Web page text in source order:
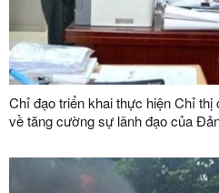
Chỉ đạo triển khai thực hiện Chỉ
về tăng cường sự lãnh đạo của